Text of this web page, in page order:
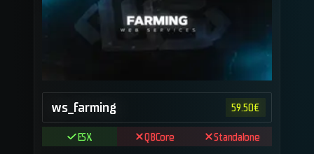
ws_farming 59.50€
ESX QBCore
Standalone